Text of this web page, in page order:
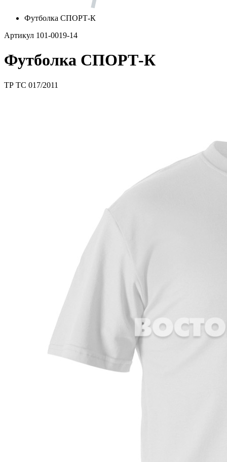
Футболка СПОРТ-К
Артикул 101-0019-14
Футболка СПОРТ-К
ТР ТС 017/2011